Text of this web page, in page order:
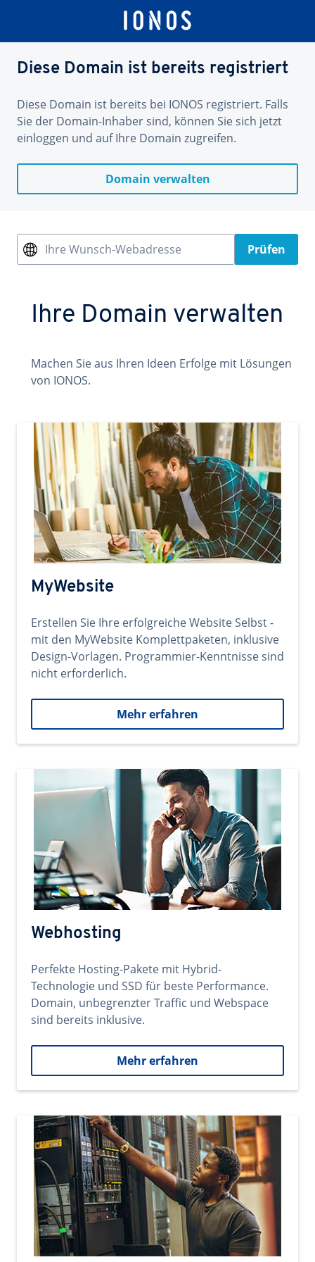
Diese Domain ist bereits registriert
Diese Domain ist bereits bei IONOS registriert. Falls
Sie der Domain-Inhaber sind, können Sie sich jetzt
einloggen und auf Ihre Domain zugreifen.
Domain verwalten
Ihre Wunsch-Webadresse Prüfen
Ihre Domain verwalten
Machen Sie aus Ihren Ideen Erfolge mit Lösungen
von IONOS.
MyWebsite
Erstellen Sie Ihre erfolgreiche Website Selbst -
mit den MyWebsite Komplettpaketen, inklusive
Design-Vorlagen. Programmier-Kenntnisse sind
nicht erforderlich.
Mehr erfahren
Webhosting
Perfekte Hosting-Pakete mit Hybrid-
Technologie und SSD für beste Performance.
Domain, unbegrenzter Traffic und Webspace
sind bereits inklusive.
Mehr erfahren